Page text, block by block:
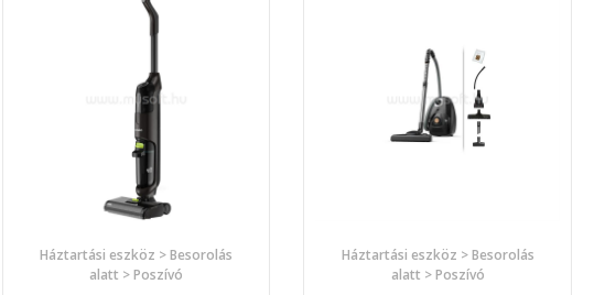
Háztartási eszköz > Besorolás
alatt > Poszívó
Háztartási eszköz > Besorolás
alatt > Poszívó